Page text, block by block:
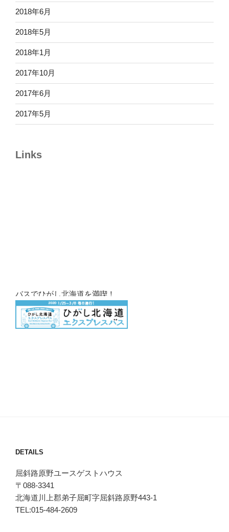
2018年6月
2018年5月
2018年1月
2017年10月
2017年6月
2017年5月
Links
バスでひがし北海道を満喫！
DETAILS
屈斜路原野ユースゲストハウス
〒088-3341
北海道川上郡弟子屈町字屈斜路原野443-1
TEL:015-484-2609